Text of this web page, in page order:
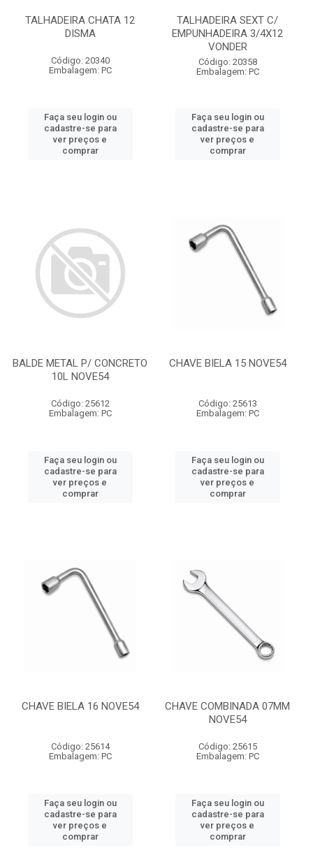
TALHADEIRA CHATA 12
DISMA
Código: 20340
Embalagem: PC
Faça seu login ou
cadastre-se para
ver preços e
comprar
TALHADEIRA SEXT C/
EMPUNHADEIRA 3/4X12
VONDER
Código: 20358
Embalagem: PC
Faça seu login ou
cadastre-se para
ver preços e
comprar
BALDE METAL P/ CONCRETO
10L NOVE54
Código: 25612
Embalagem: PC
Faça seu login ou
cadastre-se para
ver preços e
comprar
CHAVE BIELA 15 NOVE54
Código: 25613
Embalagem: PC
Faça seu login ou
cadastre-se para
ver preços e
comprar
CHAVE BIELA 16 NOVE54
Código: 25614
Embalagem: PC
Faça seu login ou
cadastre-se para
ver preços e
comprar
CHAVE COMBINADA 07MM
NOVE54
Código: 25615
Embalagem: PC
Faça seu login ou
cadastre-se para
ver preços e
comprar